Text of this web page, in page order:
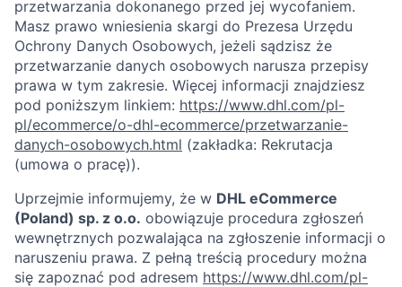
przetwarzania dokonanego przed jej wycofaniem.
Masz prawo wniesienia skargi do Prezesa Urzędu
Ochrony Danych Osobowych, jeżeli sądzisz że
przetwarzanie danych osobowych narusza przepisy
prawa w tym zakresie. Więcej informacji znajdziesz
pod poniższym linkiem: https://www.dhl.com/pl-
pl/ecommerce/o-dhl-ecommerce/przetwarzanie-
danych-osobowych.html (zakładka: Rekrutacja
(umowa o pracę)).
Uprzejmie informujemy, że w DHL eCommerce
(Poland) sp. z o.o. obowiązuje procedura zgłoszeń
wewnętrznych pozwalająca na zgłoszenie informacji o
naruszeniu prawa. Z pełną treścią procedury można
się zapoznać pod adresem https://www.dhl.com/pl-